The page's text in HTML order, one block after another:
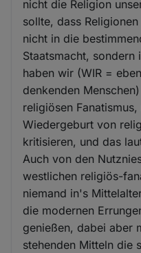
nicht die Religion
sollte, dass
nicht in die
Staatsmacht, sondern
haben wir (WIR =
denkenden
religiösen
Wiedergeburt von
kritisieren, und das
Auch von den
westlichen religiös-
niemand in's
die modernen
genießen, dabei aber
stehenden Mitteln die
Cookies